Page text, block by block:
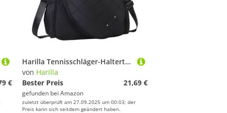
€
Harilla Tennisschläger-Haltertasche, Tennishandtasche mit abnehmbarem, verstellbarem Schultergurt, große Badminton-Umhängetasche, Schlägerhalter, Schwarz
von Harilla
Bester Preis
21,69 €
gefunden bei Amazon
zuletzt überprüft am 27.09.2025 um 00:03; der
Preis kann sich seitdem geändert haben.